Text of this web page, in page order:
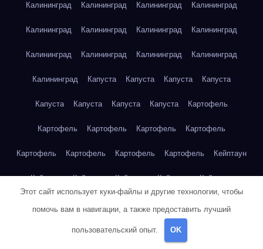
Калининград Калининград Калининград Калининград
Калининград Калининград Калининград Калининград
Калининград Калининград Калининград Калининград
Калининград Капуста Капуста Капуста Капуста
Капуста Капуста Капуста Капуста Картофель
Картофель Картофель Картофель Картофель
Картофель Картофель Картофель Картофель Кейптаун
Кейптаун Кейптаун Кейптаун Кейптаун Кейптаун
Кейптаун Кейптаун Кейптаун
Этот сайт использует куки-файлы и другие технологии, чтобы
помочь вам в навигации, а также предоставить лучший
пользовательский опыт. OK